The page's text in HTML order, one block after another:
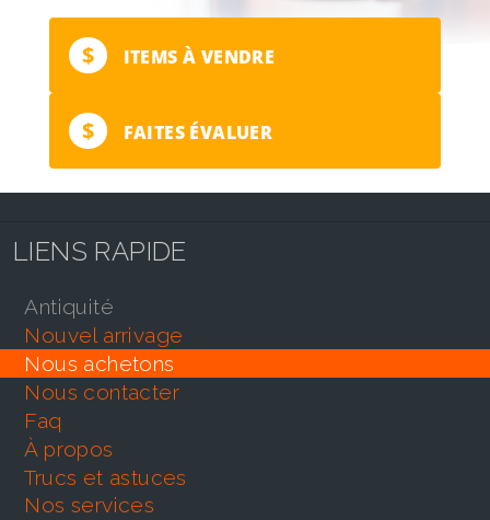
$ ITEMS À VENDRE
$ FAITES ÉVALUER
LIENS RAPIDE
antiquité
nouvel arrivage
nous achetons
nous contacter
faq
À propos
trucs et astuces
nos services